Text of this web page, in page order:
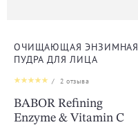
ОЧИЩАЮЩАЯ ЭНЗИМНАЯ
ПУДРА ДЛЯ ЛИЦА
/ 2 отзыва
BABOR Refining
Enzyme & Vitamin C